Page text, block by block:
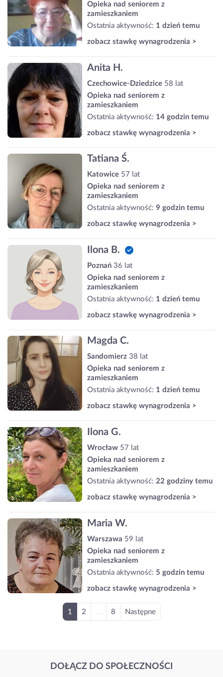
Opieka nad seniorem z
zamieszkaniem
Ostatnia aktywność: 1 dzień temu
zobacz stawkę wynagrodzenia >
Anita H.
Czechowice-Dziedzice 58 lat
Opieka nad seniorem z
zamieszkaniem
Ostatnia aktywność: 14 godzin temu
zobacz stawkę wynagrodzenia >
Tatiana Ś.
Katowice 57 lat
Opieka nad seniorem z
zamieszkaniem
Ostatnia aktywność: 9 godzin temu
zobacz stawkę wynagrodzenia >
Ilona B.
Poznań 36 lat
Opieka nad seniorem z
zamieszkaniem
Ostatnia aktywność: 1 dzień temu
zobacz stawkę wynagrodzenia >
Magda C.
Sandomierz 38 lat
Opieka nad seniorem z
zamieszkaniem
Ostatnia aktywność: 1 dzień temu
zobacz stawkę wynagrodzenia >
Ilona G.
Wrocław 57 lat
Opieka nad seniorem z
zamieszkaniem
Ostatnia aktywność: 22 godziny temu
zobacz stawkę wynagrodzenia >
Maria W.
Warszawa 59 lat
Opieka nad seniorem z
zamieszkaniem
Ostatnia aktywność: 5 godzin temu
zobacz stawkę wynagrodzenia >
1 2 8 Następne
DOŁĄCZ DO SPOŁECZNOŚCI